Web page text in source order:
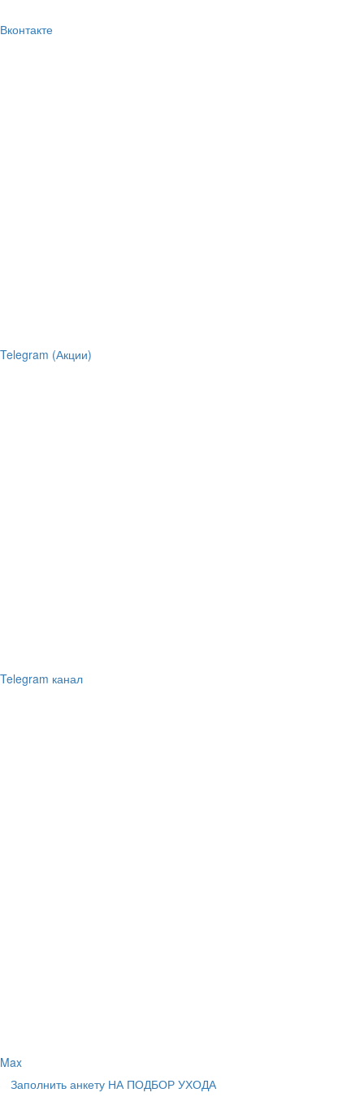
Вконтакте
Telegram (Акции)
Telegram канал
Max
Заполнить анкету НА ПОДБОР УХОДА